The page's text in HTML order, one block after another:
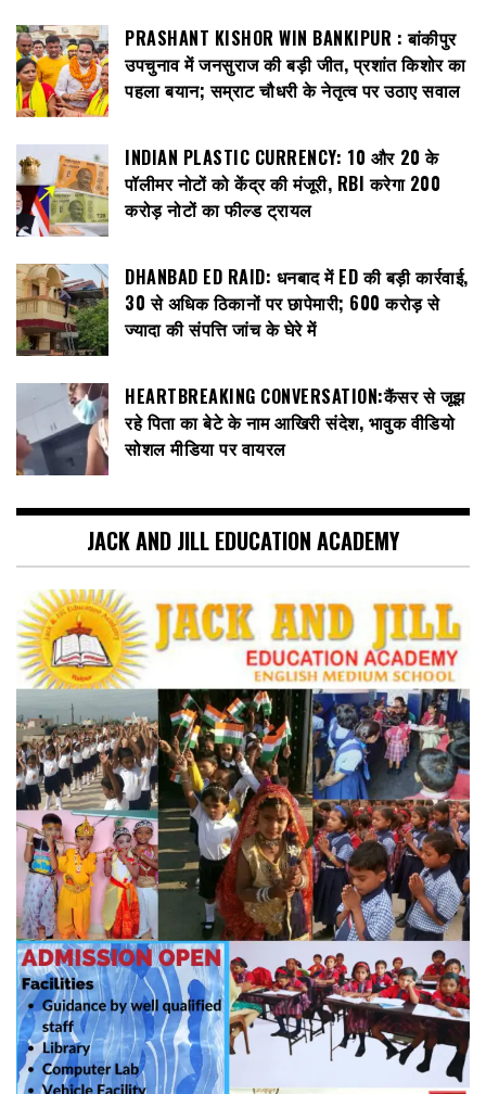
PRASHANT KISHOR WIN BANKIPUR : बांकीपुर
उपचुनाव में जनसुराज की बड़ी जीत, प्रशांत किशोर का
पहला बयान; सम्राट चौधरी के नेतृत्व पर उठाए सवाल
INDIAN PLASTIC CURRENCY: ₹10 और ₹20 के
पॉलीमर नोटों को केंद्र की मंजूरी, RBI करेगा 200
करोड़ नोटों का फील्ड ट्रायल
DHANBAD ED RAID: धनबाद में ED की बड़ी कार्रवाई,
30 से अधिक ठिकानों पर छापेमारी; 600 करोड़ से
ज्यादा की संपत्ति जांच के घेरे में
HEARTBREAKING CONVERSATION:कैंसर से जूझ
रहे पिता का बेटे के नाम आखिरी संदेश, भावुक वीडियो
सोशल मीडिया पर वायरल
JACK AND JILL EDUCATION ACADEMY